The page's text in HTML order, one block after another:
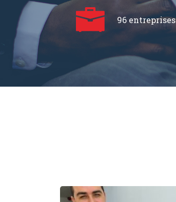
96 entreprises